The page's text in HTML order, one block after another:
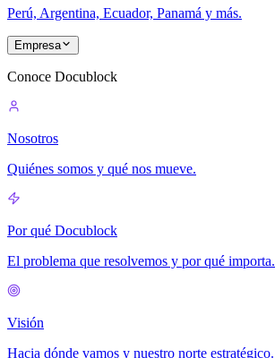
Perú, Argentina, Ecuador, Panamá y más.
Empresa
Conoce Docublock
Nosotros
Quiénes somos y qué nos mueve.
Por qué Docublock
El problema que resolvemos y por qué importa.
Visión
Hacia dónde vamos y nuestro norte estratégico.